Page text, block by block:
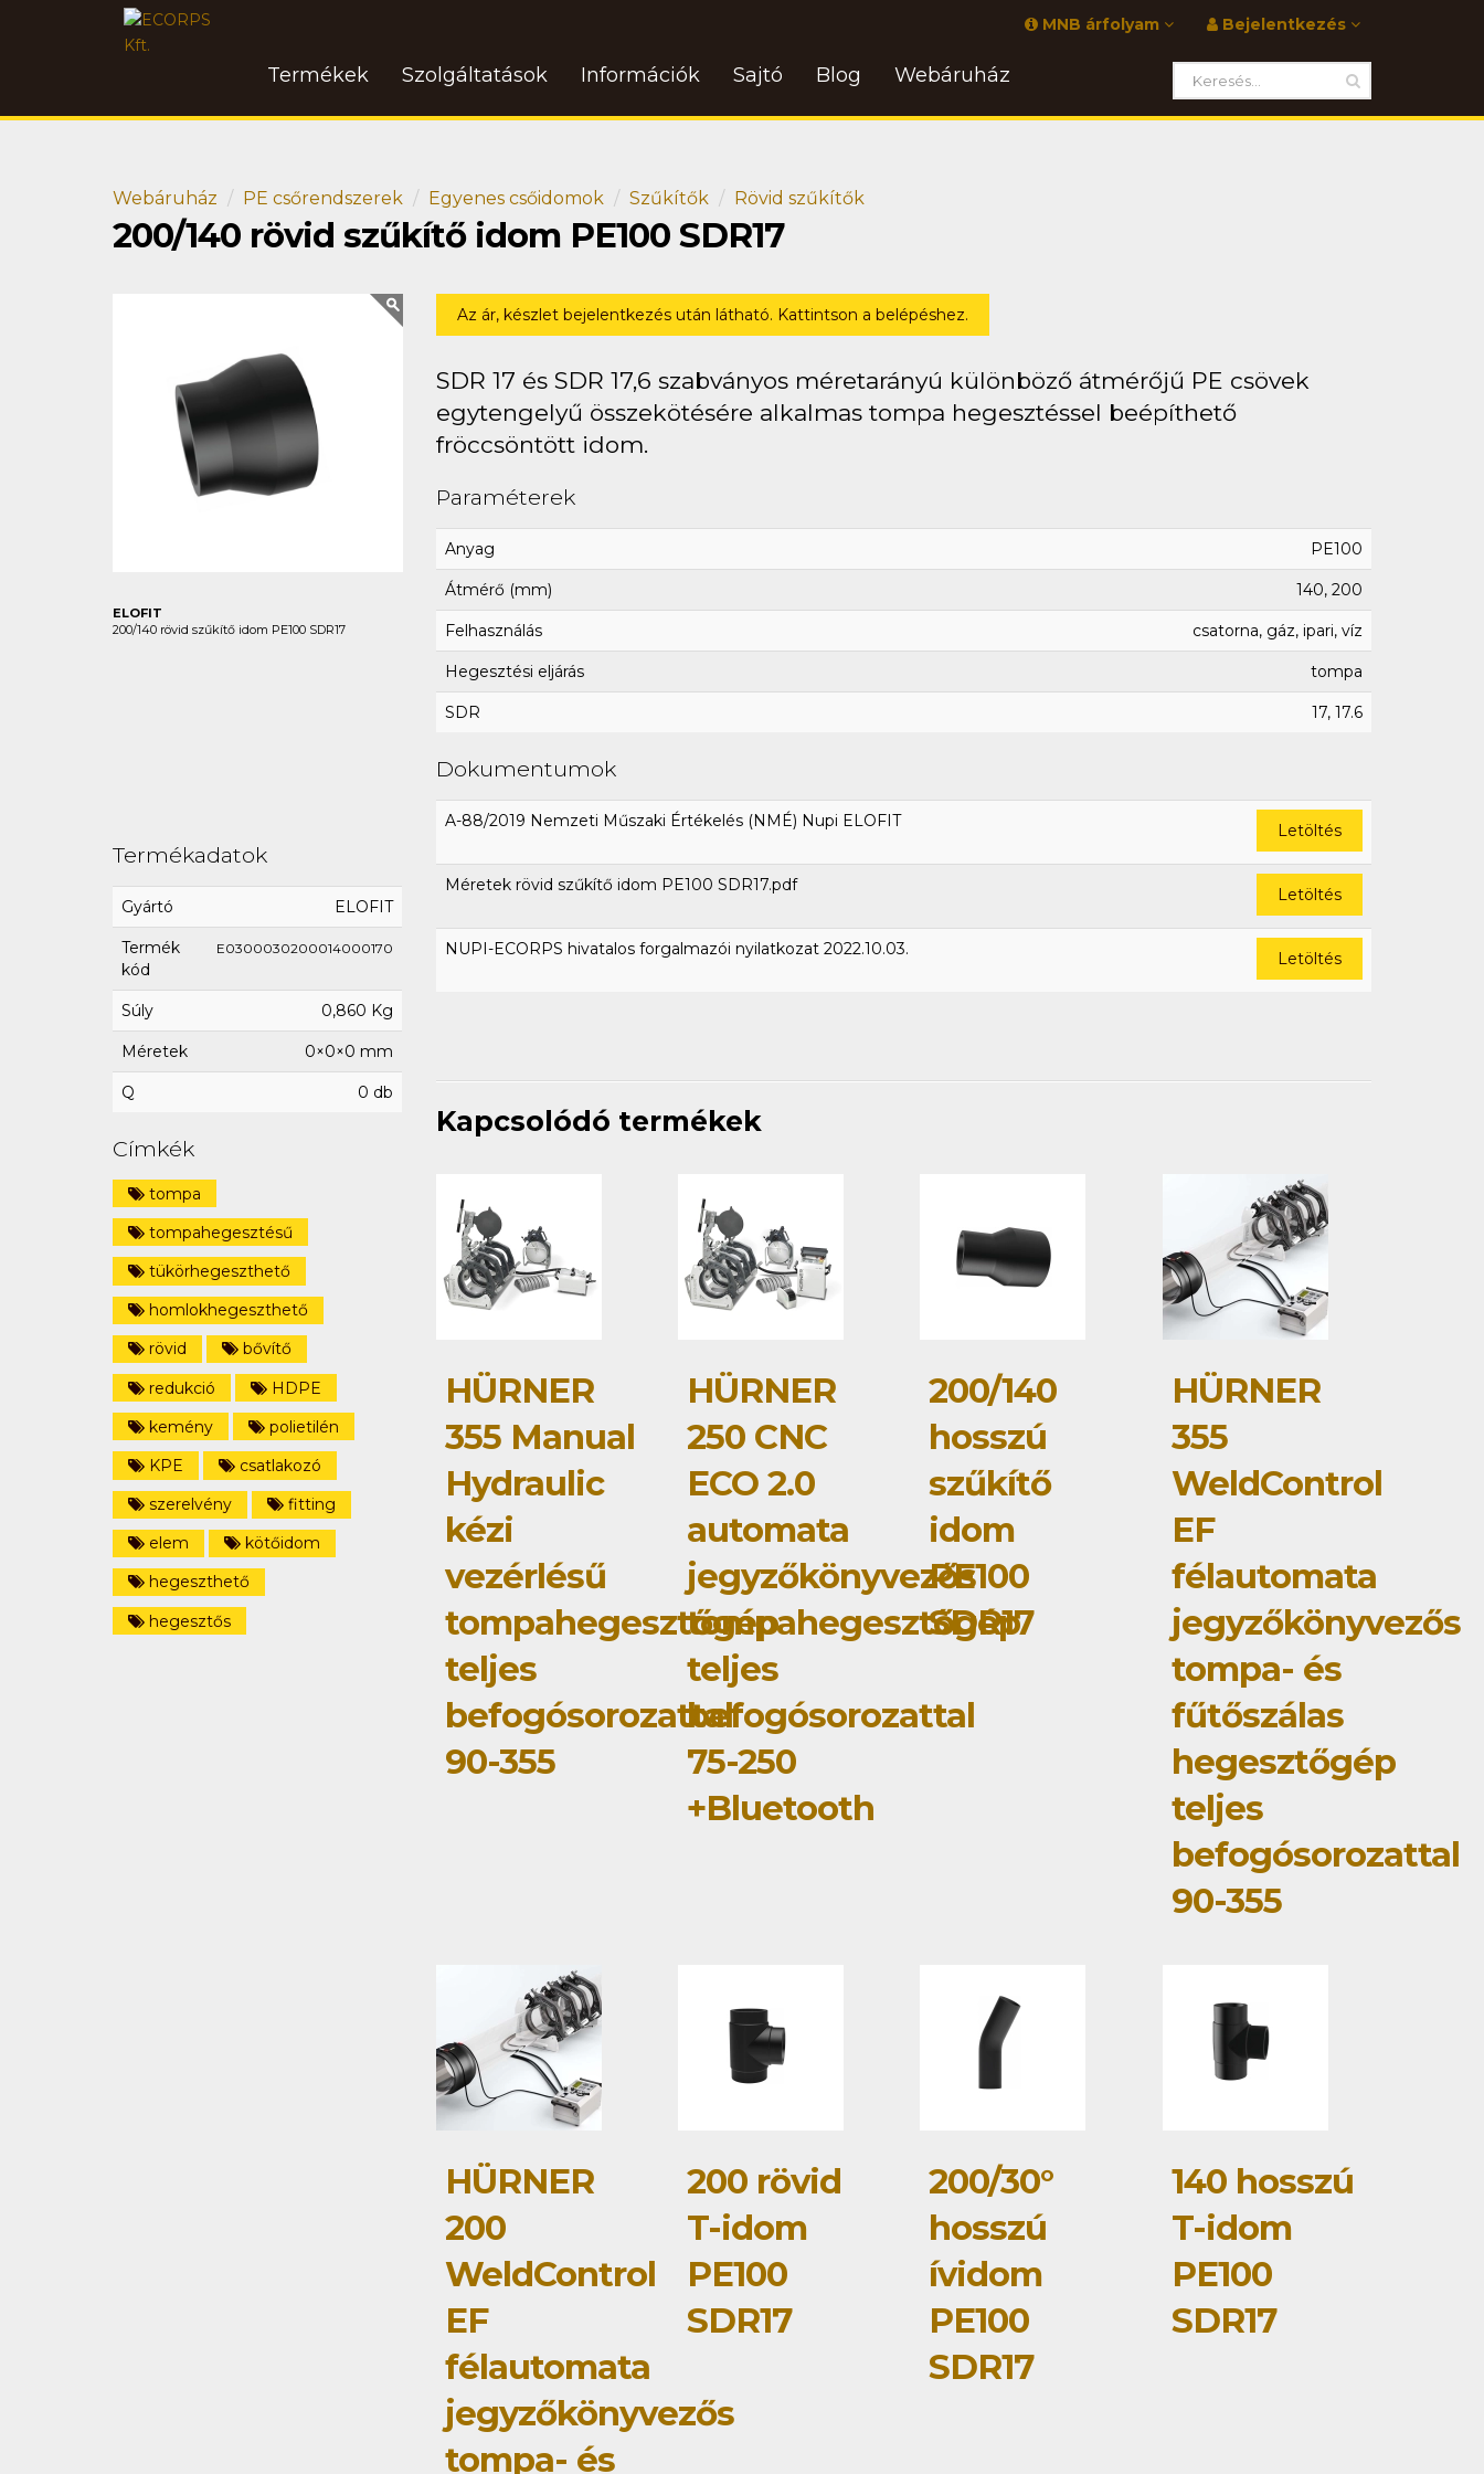
Bejelentkezés
MNB árfolyam
Termékek Szolgáltatások Információk Sajtó Blog Webáruház
Webáruház PE csőrendszerek Egyenes csőidomok Szűkítők Rövid szűkítők
200/140 rövid szűkítő idom PE100 SDR17
ELOFIT
200/140 rövid szűkítő idom PE100 SDR17
Az ár, készlet bejelentkezés után látható. Kattintson a belépéshez.
SDR 17 és SDR 17,6 szabványos méretarányú különböző átmérőjű PE csövek
egytengelyű összekötésére alkalmas tompa hegesztéssel beépíthető
fröccsöntött idom.
Paraméterek
Anyag PE100
Átmérő (mm) 140, 200
Felhasználás csatorna, gáz, ipari, víz
Hegesztési eljárás tompa
SDR 17, 17.6
Dokumentumok
A-88/2019 Nemzeti Műszaki Értékelés (NMÉ) Nupi ELOFIT Letöltés
Méretek rövid szűkítő idom PE100 SDR17.pdf Letöltés
NUPI-ECORPS hivatalos forgalmazói nyilatkozat 2022.10.03. Letöltés
Termékadatok
Gyártó ELOFIT
Termék
kód
E0300030200014000170
Súly 0,860 Kg
Méretek 0×0×0 mm
Q 0 db
Címkék
tompa
tompahegesztésű
tükörhegeszthető
homlokhegeszthető
rövid
bővítő
redukció
HDPE
kemény
polietilén
KPE
csatlakozó
szerelvény
fitting
elem
kötőidom
hegeszthető
hegesztős
Kapcsolódó termékek
HÜRNER
355 Manual
Hydraulic
kézi
vezérlésű
tompahegesztőgép
teljes
befogósorozattal
90-355
HÜRNER
250 CNC
ECO 2.0
automata
jegyzőkönyvezős
tompahegesztőgép
teljes
befogósorozattal
75-250
+Bluetooth
200/140
hosszú
szűkítő
idom
PE100
SDR17
HÜRNER
355
WeldControl
EF
félautomata
jegyzőkönyvezős
tompa- és
fűtőszálas
hegesztőgép
teljes
befogósorozattal
90-355
HÜRNER
200
WeldControl
EF
félautomata
jegyzőkönyvezős
tompa- és
200 rövid
T-idom
PE100
SDR17
200/30°
hosszú
ívidom
PE100
SDR17
140 hosszú
T-idom
PE100
SDR17